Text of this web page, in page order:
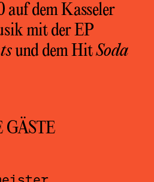
dem Kasseler
mit der EP
und dem HitSoda